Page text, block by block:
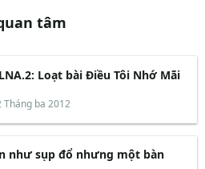
tâm
Loạt bài Điều Tôi Nhớ Mãi
Tháng ba 2012
như sụp đổ nhưng một bàn